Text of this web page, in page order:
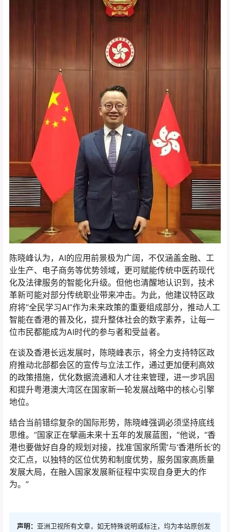
陈晓峰认为，AI的应用前景极为广阔，不仅涵盖金融、工
业生产、电子商务等优势领域，更可赋能传统中医药现代
化及法律服务的智能化升级。但他也清醒地认识到，技术
革新可能对部分传统职业带来冲击。为此，他建议特区政
府将“全民学习AI”作为未来政策的重要组成部分，推动人工
智能在香港的普及化，提升整体社会的数字素养，让每一
位市民都能成为AI时代的参与者和受益者。
在谈及香港长远发展时，陈晓峰表示，将全力支持特区政
府推动北部都会区的宣传与立法工作，通过更加便利高效
的政策措施，优化数据流通和人才往来管理，进一步巩固
和提升粤港澳大湾区在国家新一轮发展战略中的核心引擎
地位。
结合当前错综复杂的国际形势，陈晓峰强调必须坚持底线
思维。“国家正在擘画未来十五年的发展蓝图，”他说，“香
港也要做好自身的规划对接，找准‘国家所需’与‘香港所长’的
交汇点，以独特的区位优势和制度优势，服务国家高质量
发展大局，在融入国家发展新征程中实现自身更大的作
为。”
声明： 亚洲卫视所有文章，如无特殊说明或标注，均为本站原创发